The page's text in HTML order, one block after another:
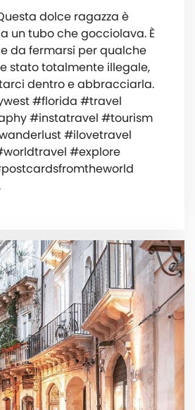
dolce ragazza è
un tubo che gocciolava. È
da fermarsi per qualche
stato totalmente illegale,
dentro e abbracciarla.
#florida #travel
#instatravel #tourism
#ilovetravel
#explore